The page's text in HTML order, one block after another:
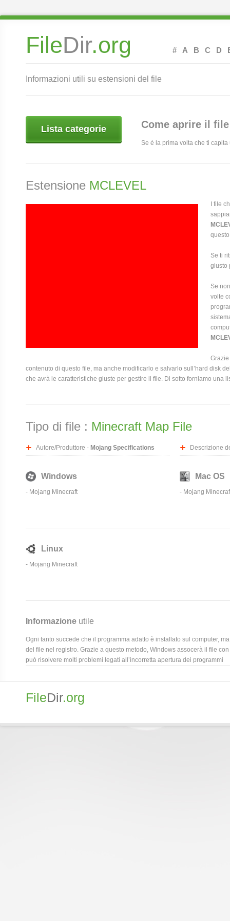
FileDir.org # A B C D
Informazioni utili su estensioni del file
Lista categorie Come aprire il
Se è la prima volta che ti
Estensione MCLEVEL
I file
Se ti
giusto
Se
volte
contenuto di questo file, ma anche modificarlo e salvarlo sull’hard disk
che avrà le caratteristiche giuste per gestire il file. Di sotto forniamo una
Tipo di file : Minecraft Map File
Autore/Produttore - Mojang Specifications Descrizione
Windows
- Mojang Minecraft
Mac OS
- Mojang
Linux
- Mojang Minecraft
Informazione utile
Ogni tanto succede che il programma adatto è installato sul computer,
del file nel registro. Grazie a questo metodo, Windows assocerà il file
può risolvere molti problemi legati all’incorretta apertura dei programmi
FileDir.org